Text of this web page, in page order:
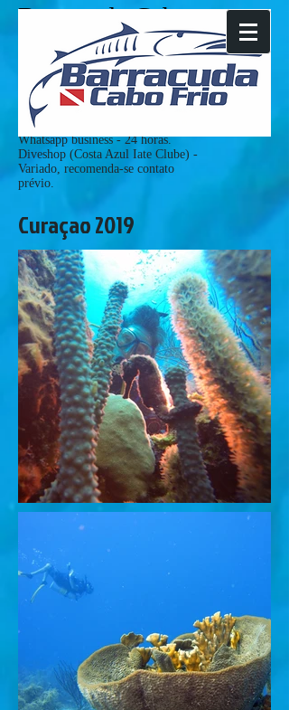
Barracuda Cabo
+55(22)981288929
Whatsapp business
+55(22)26483335
mergulho@barracudacabofrio.com
HORÁRIO DE ATENDIMENTO:
Whatsapp business - 24 horas.
Diveshop (Costa Azul Iate Clube) -
Variado, recomenda-se contato
prévio.
Curaçao 2019